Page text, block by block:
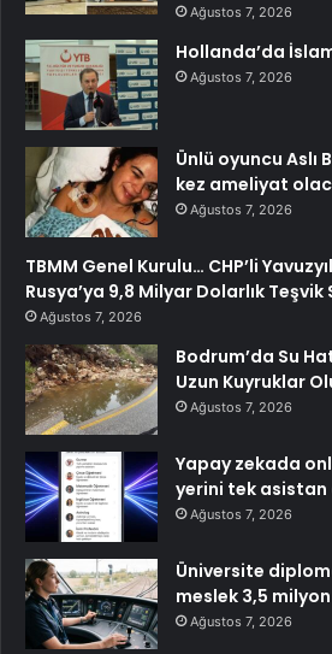
Ağustos 7, 2026
Hollanda’da
Ağustos 7, 2026
Ünlü oyuncu Aslı
kez ameliyat
Ağustos 7, 2026
TBMM Genel Kurulu… CHP’li
Rusya’ya 9,8 Milyar Dolarlık Teşvik
Ağustos 7, 2026
Bodrum’da Su
Uzun Kuyruklar
Ağustos 7, 2026
Yapay zekada
yerini tek
Ağustos 7, 2026
Üniversite
meslek 3,5
Ağustos 7, 2026